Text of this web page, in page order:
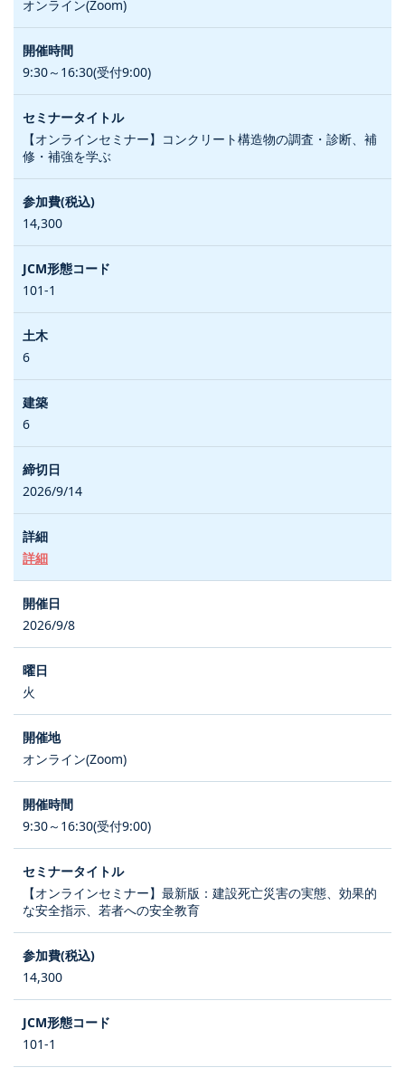
オンライン(Zoom)
9:30～16:30(受付9:00)
【オンラインセミナー】コンクリート構造物の調査・診断、補
修・補強を学ぶ
14,300
101-1
6
6
2026/9/14
詳細
2026/9/8
火
オンライン(Zoom)
9:30～16:30(受付9:00)
【オンラインセミナー】最新版：建設死亡災害の実態、効果的
な安全指示、若者への安全教育
14,300
101-1